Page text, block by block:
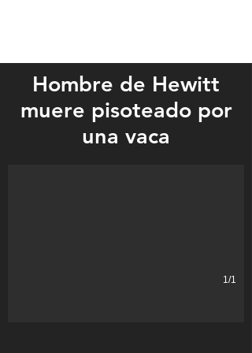
Hombre de Hewitt
muere pisoteado por
una vaca
Delbert Horn, 85
1/1